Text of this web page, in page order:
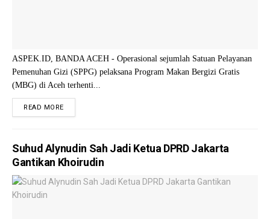
ASPEK.ID, BANDA ACEH - Operasional sejumlah Satuan Pelayanan
Pemenuhan Gizi (SPPG) pelaksana Program Makan Bergizi Gratis
(MBG) di Aceh terhenti...
READ MORE
Suhud Alynudin Sah Jadi Ketua DPRD Jakarta
Gantikan Khoirudin